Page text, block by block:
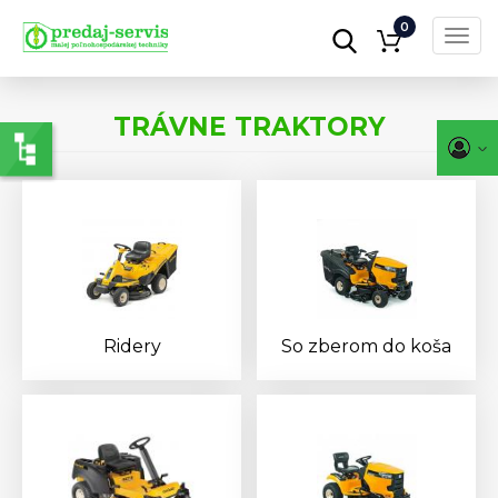
Skočiť
hlavný
obsah
0
TRÁVNE TRAKTORY
Ridery So zberom do koša